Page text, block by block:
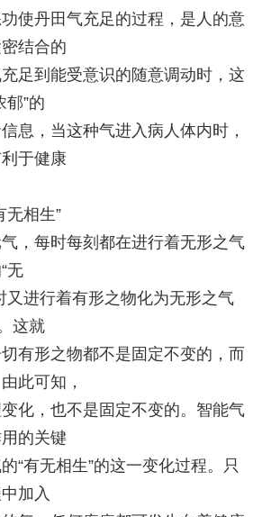
使丹田气充足的过程，是人的意
结合的
足到能受意识的随意调动时，这
郁”的
息，当这种气进入病人体内时，
于健康
无相生”
，每时每刻都在进行着无形之气
无
又进行着有形之物化为无形之气
这就
有形之物都不是固定不变的，而
此可知，
化，也不是固定不变的。智能气
的关键
“有无相生”的这一变化过程。只
加入